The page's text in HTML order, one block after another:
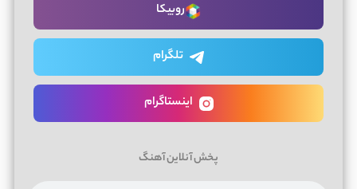
روبیکا
تلگرام
اینستاگرام
پخش آنلاین آهنگ